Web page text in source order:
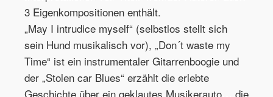
3 Eigenkompositionen enthält.
„May I intrudice myself“ (selbstlos stellt sich
sein Hund musikalisch vor), „Don´t waste my
Time“ ist ein instrumentaler Gitarrenboogie und
der „Stolen car Blues“ erzählt die erlebte
Geschichte über ein geklautes Musikerauto… die